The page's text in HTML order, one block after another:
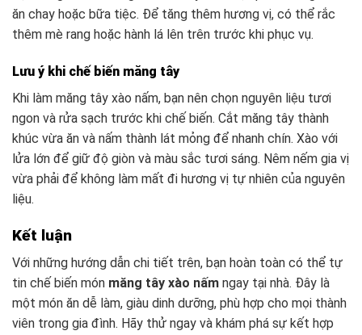
ăn chay hoặc bữa tiệc. Để tăng thêm hương vị, có thể rắc
thêm mè rang hoặc hành lá lên trên trước khi phục vụ.
Lưu ý khi chế biến măng tây
Khi làm măng tây xào nấm, bạn nên chọn nguyên liệu tươi
ngon và rửa sạch trước khi chế biến. Cắt măng tây thành
khúc vừa ăn và nấm thành lát mỏng để nhanh chín. Xào với
lửa lớn để giữ độ giòn và màu sắc tươi sáng. Nêm nếm gia vị
vừa phải để không làm mất đi hương vị tự nhiên của nguyên
liệu.
Kết luận
Với những hướng dẫn chi tiết trên, bạn hoàn toàn có thể tự
tin chế biến món măng tây xào nấm ngay tại nhà. Đây là
một món ăn dễ làm, giàu dinh dưỡng, phù hợp cho mọi thành
viên trong gia đình. Hãy thử ngay và khám phá sự kết hợp